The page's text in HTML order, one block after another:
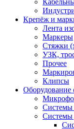
Крепёж и
Лента
Маркеры
Стяжки
УЗК,
Прочее
Клипсы
Оборудование
Системы
Системы